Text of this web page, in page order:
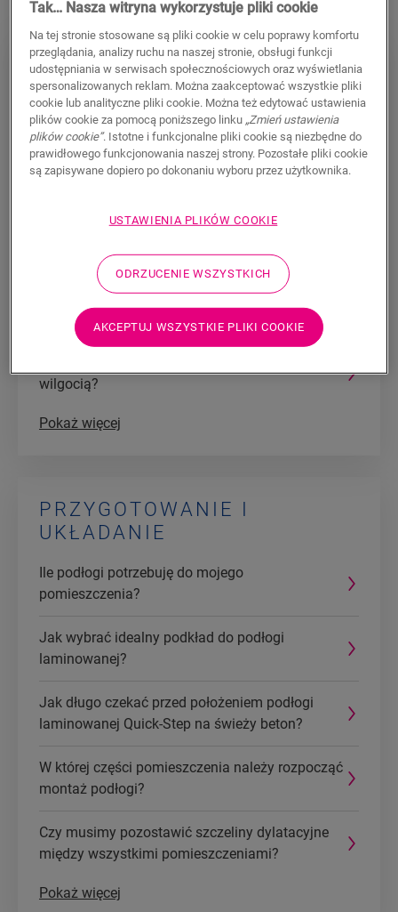
OGÓLNE
Co to jest podłoga laminowana? Trwała i
warstwowa
Czy podłogi Quick-Step są wrażliwe na
Czy mogę użyć podłogi laminowanej Quick-Step
w łazience?
wilgocią?
Pokaż więcej
PRZYGOTOWANIE I
UKŁADANIE
Ile podłogi potrzebuję do mojego
pomieszczenia?
Jak wybrać idealny podkład do podłogi
laminowanej?
Jak długo czekać przed położeniem podłogi
laminowanej Quick-Step na świeży beton?
W której części pomieszczenia należy rozpocząć
montaż podłogi?
Czy musimy pozostawić szczeliny dylatacyjne
między wszystkimi pomieszczeniami?
Pokaż więcej
Tak… Nasza witryna wykorzystuje pliki cookie
Na tej stronie stosowane są pliki cookie w celu poprawy komfortu
przeglądania, analizy ruchu na naszej stronie, obsługi funkcji
udostępniania w serwisach społecznościowych oraz wyświetlania
spersonalizowanych reklam. Można zaakceptować wszystkie pliki
cookie lub analityczne pliki cookie. Można też edytować ustawienia
plików cookie za pomocą poniższego linku „Zmień ustawienia
plików cookie”. Istotne i funkcjonalne pliki cookie są niezbędne do
prawidłowego funkcjonowania naszej strony. Pozostałe pliki cookie
są zapisywane dopiero po dokonaniu wyboru przez użytkownika.
USTAWIENIA PLIKÓW COOKIE
ODRZUCENIE WSZYSTKICH
AKCEPTUJ WSZYSTKIE PLIKI COOKIE